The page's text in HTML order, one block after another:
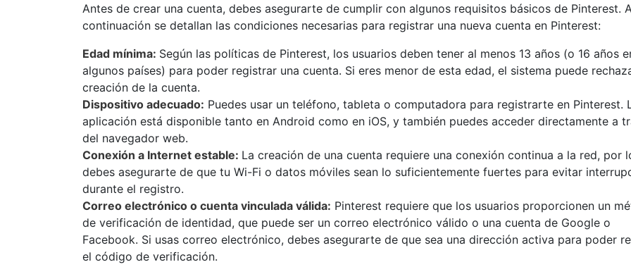
Antes de crear una cuenta, debes asegurarte de cumplir con algunos requisitos básicos de Pinterest. A
continuación se detallan las condiciones necesarias para registrar una nueva cuenta en Pinterest:
Edad mínima: Según las políticas de Pinterest, los usuarios deben tener al menos 13 años (o 16 años
algunos países) para poder registrar una cuenta. Si eres menor de esta edad, el sistema puede
creación de la cuenta.
Dispositivo adecuado: Puedes usar un teléfono, tableta o computadora para registrarte en Pinterest.
aplicación está disponible tanto en Android como en iOS, y también puedes acceder directamente a
del navegador web.
Conexión a Internet estable: La creación de una cuenta requiere una conexión continua a la red, por
debes asegurarte de que tu Wi-Fi o datos móviles sean lo suficientemente fuertes para evitar
durante el registro.
Correo electrónico o cuenta vinculada válida: Pinterest requiere que los usuarios proporcionen un
de verificación de identidad, que puede ser un correo electrónico válido o una cuenta de Google o
Facebook. Si usas correo electrónico, debes asegurarte de que sea una dirección activa para poder
el código de verificación.